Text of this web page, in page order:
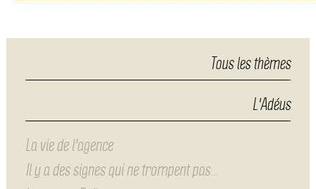
Tous les thèmes
L'Adéus
La vie de l'agence
Il y a des signes qui ne trompent pas…